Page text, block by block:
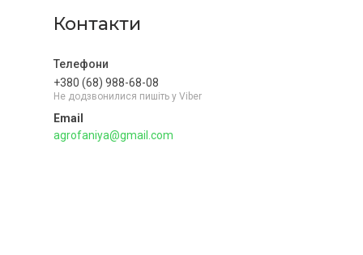
Контакти
+380 (68) 988-68-08
Не додзвонилися пишіть у Viber
agrofaniya@gmail.com